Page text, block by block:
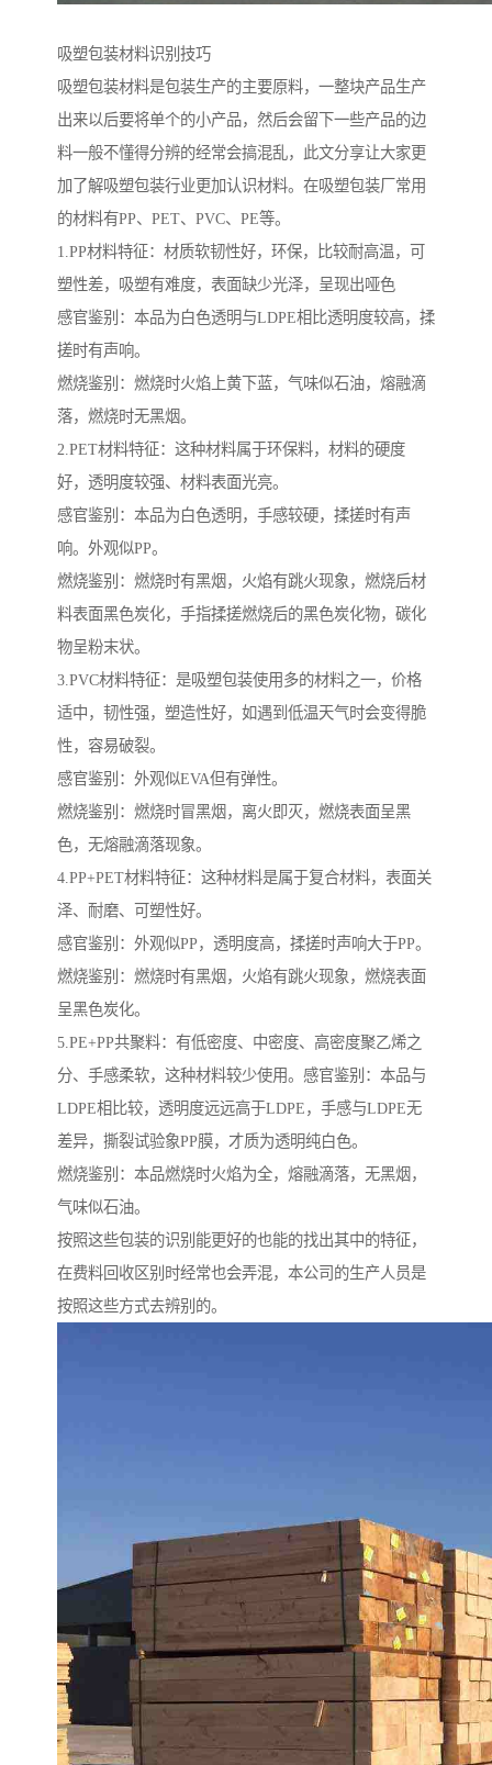
吸塑包装材料识别技巧
吸塑包装材料是包装生产的主要原料，一整块产品生产
出来以后要将单个的小产品，然后会留下一些产品的边
料一般不懂得分辨的经常会搞混乱，此文分享让大家更
加了解吸塑包装行业更加认识材料。在吸塑包装厂常用
的材料有PP、PET、PVC、PE等。
1.PP材料特征：材质软韧性好，环保，比较耐高温，可
塑性差，吸塑有难度，表面缺少光泽，呈现出哑色
感官鉴别：本品为白色透明与LDPE相比透明度较高，揉
搓时有声响。
燃烧鉴别：燃烧时火焰上黄下蓝，气味似石油，熔融滴
落，燃烧时无黑烟。
2.PET材料特征：这种材料属于环保料，材料的硬度
好，透明度较强、材料表面光亮。
感官鉴别：本品为白色透明，手感较硬，揉搓时有声
响。外观似PP。
燃烧鉴别：燃烧时有黑烟，火焰有跳火现象，燃烧后材
料表面黑色炭化，手指揉搓燃烧后的黑色炭化物，碳化
物呈粉末状。
3.PVC材料特征：是吸塑包装使用多的材料之一，价格
适中，韧性强，塑造性好，如遇到低温天气时会变得脆
性，容易破裂。
感官鉴别：外观似EVA但有弹性。
燃烧鉴别：燃烧时冒黑烟，离火即灭，燃烧表面呈黑
色，无熔融滴落现象。
4.PP+PET材料特征：这种材料是属于复合材料，表面关
泽、耐磨、可塑性好。
感官鉴别：外观似PP，透明度高，揉搓时声响大于PP。
燃烧鉴别：燃烧时有黑烟，火焰有跳火现象，燃烧表面
呈黑色炭化。
5.PE+PP共聚料：有低密度、中密度、高密度聚乙烯之
分、手感柔软，这种材料较少使用。感官鉴别：本品与
LDPE相比较，透明度远远高于LDPE，手感与LDPE无
差异，撕裂试验象PP膜，才质为透明纯白色。
燃烧鉴别：本品燃烧时火焰为全，熔融滴落，无黑烟，
气味似石油。
按照这些包装的识别能更好的也能的找出其中的特征，
在费料回收区别时经常也会弄混，本公司的生产人员是
按照这些方式去辨别的。